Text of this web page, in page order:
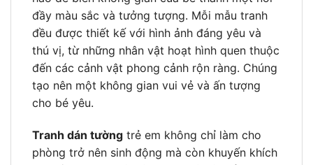
đầy màu sắc và tưởng tượng. Mỗi mẫu tranh
đều được thiết kế với hình ảnh đáng yêu và
thú vị, từ những nhân vật hoạt hình quen thuộc
đến các cảnh vật phong cảnh rộn ràng. Chúng
tạo nên một không gian vui vẻ và ấn tượng
cho bé yêu.
Tranh dán tường trẻ em không chỉ làm cho
phòng trở nên sinh động mà còn khuyến khích